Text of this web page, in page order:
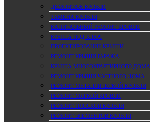
ДЕМОНТАЖ КРОВЛИ
ЗАМЕНА КРОВЛИ
КАПИТАЛЬНЫЙ РЕМОНТ КРОВЛИ
КРЫША ПОД КЛЮЧ
ПРОЕКТИРОВАНИЕ КРЫШИ
РЕМОНТ КРЫШИ ГАРАЖА
КРЫША МНОГОКВАРТИРНОГО ДОМА
РЕМОНТ КРЫШИ ЧАСТНОГО ДОМА
РЕМОНТ МЕТАЛЛИЧЕСКОЙ КРОВЛИ
РЕМОНТ МЯГКОЙ КРОВЛИ
РЕМОНТ ПЛОСКОЙ КРОВЛИ
РЕМОНТ ЭЛЕМЕНТОВ КРОВЛИ